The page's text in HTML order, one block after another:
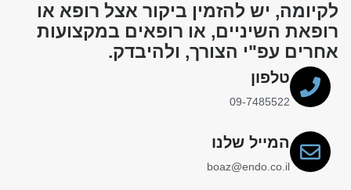
לקיומה, יש להזמין ביקור אצל רופא או
רופאת השיניים, או רופאים במקצועות
אחרים עפ"י הצורך, ולהיבדק.
טלפון
09-7485522
המייל שלנו
boaz@endo.co.il